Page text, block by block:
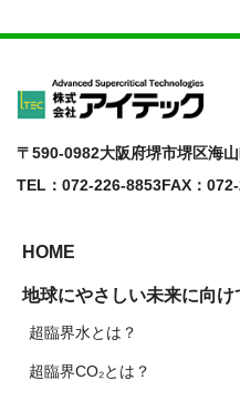
〒590-0982大阪府堺市堺区海
TEL：072-226-8853FAX：
HOME
地球にやさしい未来に向け
超臨界水とは？
超臨界CO₂とは？